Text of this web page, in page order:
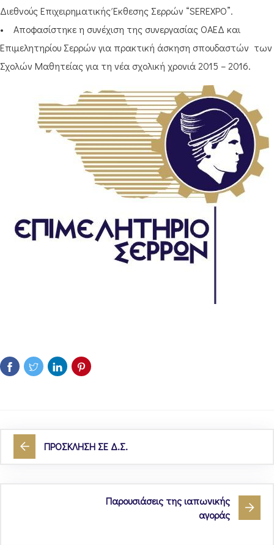
Διεθνούς Επιχειρηματικής Έκθεσης Σερρών “SEREXPO”.
• Αποφασίστηκε η συνέχιση της συνεργασίας ΟΑΕΔ και
Επιμελητηρίου Σερρών για πρακτική άσκηση σπουδαστών των
Σχολών Μαθητείας για τη νέα σχολική χρονιά 2015 – 2016.
ΠΡΟΣΚΛΗΣΗ ΣΕ Δ.Σ.
Παρουσιάσεις της ιαπωνικής
αγοράς